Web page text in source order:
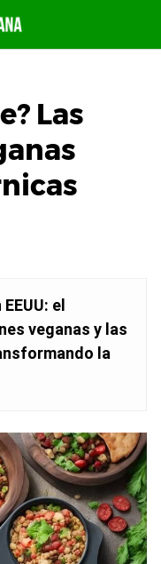
Las
el
veganas y las
la